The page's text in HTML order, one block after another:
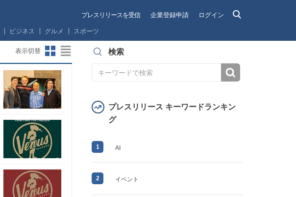
プレスリリースを受信 企業登録申請 ログイン
ビジネス グルメ スポーツ
表示切替 検索
プレスリリース キーワードランキン
グ
1 AI
2 イベント